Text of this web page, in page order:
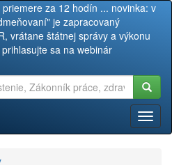
za 12 hodín ... novinka: v
je zapracovaný
vrátane štátnej správy a výkonu
sa na webinár